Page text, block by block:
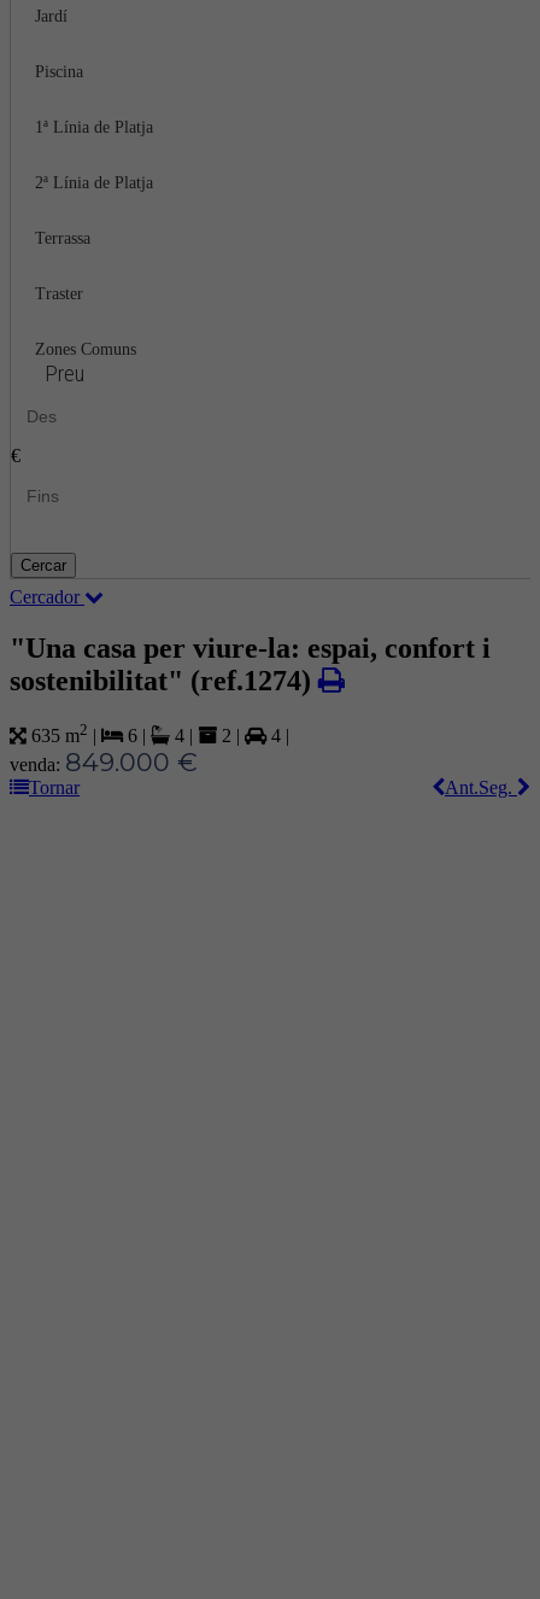
Jardí
Piscina
1ª Línia de Platja
2ª Línia de Platja
Terrassa
Traster
Zones Comuns
Preu
€
Cercar
Cercador
"Una casa per viure-la: espai, confort i
sostenibilitat" (ref.1274)
635 m2 | 6 | 4 | 2 | 4 |
venda: 849.000 €
Tornar Seg.
Ant.